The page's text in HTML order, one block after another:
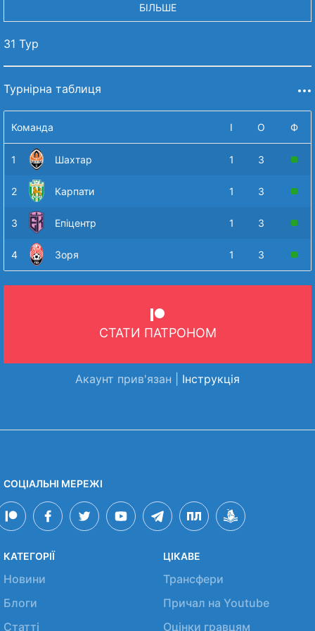
БІЛЬШЕ
31 Тур
Турнірна таблиця
Команда І О Ф
1 Шахтар 1 3
2 Карпати 1 3
3 Епіцентр 1 3
4 Зоря 1 3
СТАТИ ПАТРОНОМ
Акаунт прив'язан | Інструкція
СОЦІАЛЬНІ МЕРЕЖІ
КАТЕГОРІЇ
Новини
Блоги
Статті
ЦІКАВЕ
Трансфери
Причал на Youtube
Оцінки гравцям